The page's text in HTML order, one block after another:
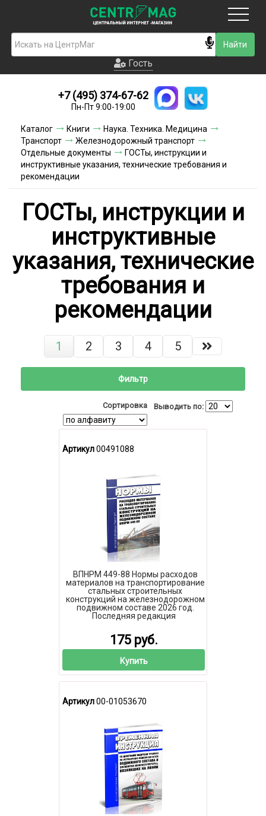
Гость
Новинки
Условия доставки
Условия оплаты
Гость
+7 (495) 374-67-62
Пн-Пт 9:00-19:00
Каталог Книги
Наука. Техника. Медицина
Транспорт
Железнодорожный транспорт
Отдельные документы
ГОСТы, инструкции и
инструктивные указания, технические требования и
рекомендации
ГОСТы, инструкции и
инструктивные
указания, технические
требования и
рекомендации
1 2 3 4 5
Фильтр
Сортировка Выводить по:
Артикул00491088
ВПНРМ 449-88 Нормы расходов
материалов на транспортирование
стальных строительных
конструкций на железнодорожном
подвижном составе 2026 год.
Последняя редакция
175 руб.
Купить
Артикул00-01053670